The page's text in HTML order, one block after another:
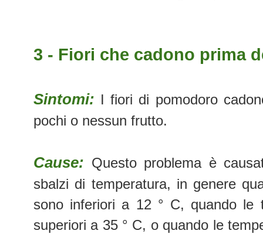
3 - Fiori che cadono prima
Sintomi: I fiori di pomodoro
pochi o nessun frutto.
Cause: Questo problema è
sbalzi di temperatura, in genere
sono inferiori a 12 ° C, quando le
superiori a 35 ° C, o quando le